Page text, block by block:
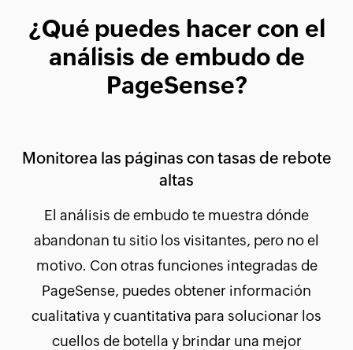
¿Qué puedes hacer con el
análisis de embudo de
PageSense?
Monitorea las páginas con tasas de rebote
altas
El análisis de embudo te muestra dónde
abandonan tu sitio los visitantes, pero no el
motivo. Con otras funciones integradas de
PageSense, puedes obtener información
cualitativa y cuantitativa para solucionar los
cuellos de botella y brindar una mejor